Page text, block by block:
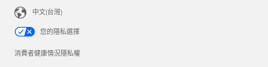
中文(台灣)
您的隱私選擇
消費者健康情況隱私權